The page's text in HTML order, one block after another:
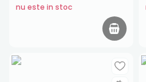
nu este in stoc